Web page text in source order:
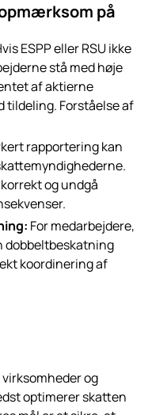
på
ESPP eller RSU ikke
stå med høje
af aktierne
tildeling. Forståelse af
rapportering kan
og undgå
For medarbejdere,
dobbeltbeskatning
koordinering af
og
optimerer skatten